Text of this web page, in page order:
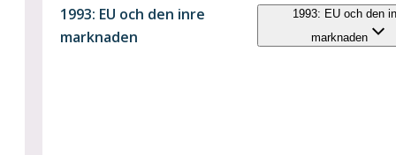
1993: EU och den inre
marknaden
1993: EU och den
marknaden